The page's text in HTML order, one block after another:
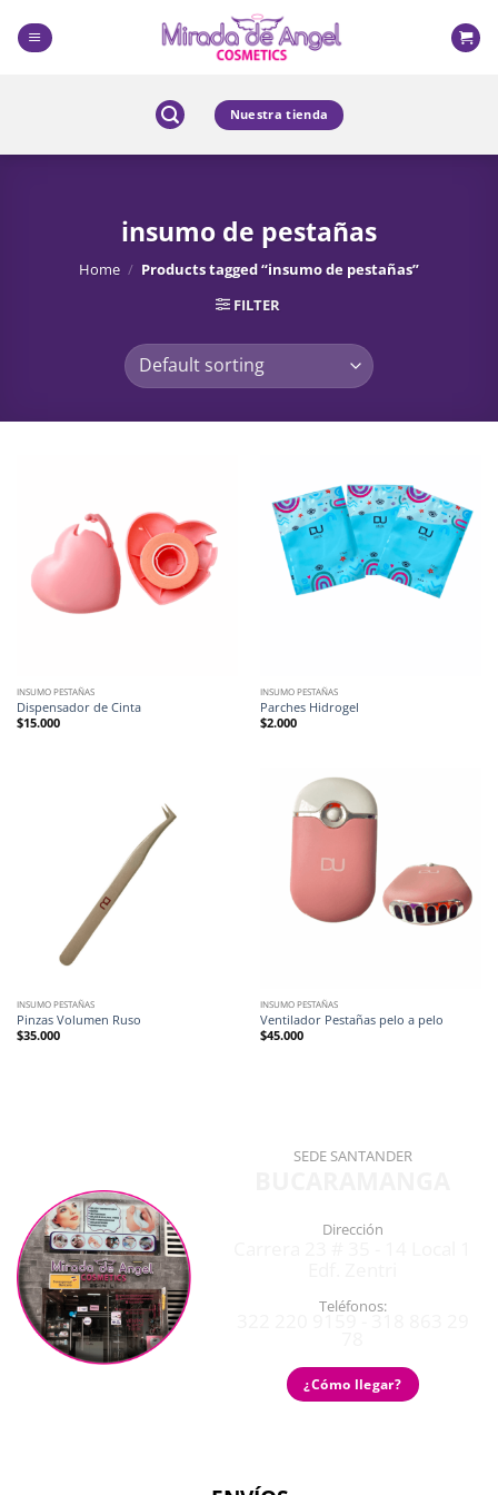
content
Nuestra tienda
insumo de pestañas
Home / Products tagged “insumo de pestañas”
FILTER
INSUMO PESTAÑAS
Dispensador de Cinta
$15.000
INSUMO PESTAÑAS
Parches Hidrogel
$2.000
INSUMO PESTAÑAS
Pinzas Volumen Ruso
$35.000
INSUMO PESTAÑAS
Ventilador Pestañas pelo a pelo
$45.000
SEDE SANTANDER
Dirección
Teléfonos:
¿Cómo llegar?